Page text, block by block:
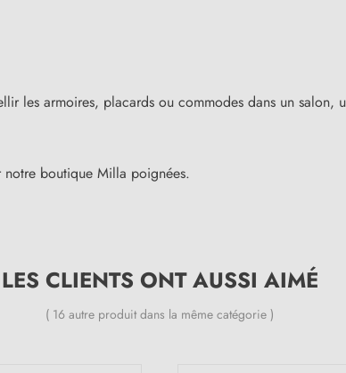
les armoires, placards ou commodes dans un salon,
notre boutique Milla poignées.
LES CLIENTS ONT AUSSI AIMÉ
( 16 autre produit dans la même catégorie )